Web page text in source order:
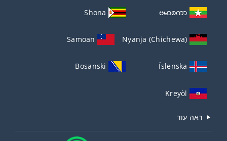
ဗမာစကာ
Shona
Nyanja (Chichewa)
Samoan
Íslenska
Bosanski
Kreyòl
ראה עוד